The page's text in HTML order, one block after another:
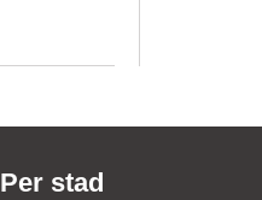
Per stad